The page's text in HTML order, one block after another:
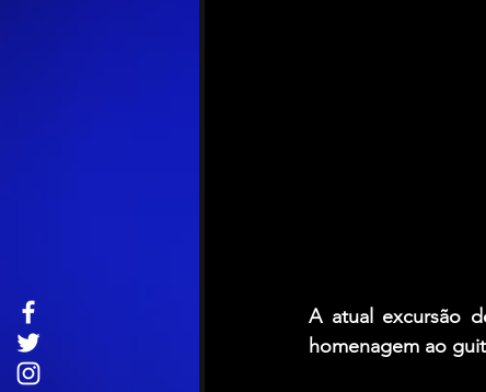
A atual excursão
homenagem ao